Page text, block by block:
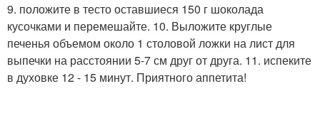
9. положите в тесто оставшиеся 150 г шоколада
кусочками и перемешайте. 10. Выложите круглые
печенья объемом около 1 столовой ложки на лист для
выпечки на расстоянии 5-7 см друг от друга. 11. испеките
в духовке 12 - 15 минут. Приятного аппетита!